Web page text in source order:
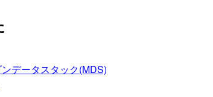
データスタック(MDS)